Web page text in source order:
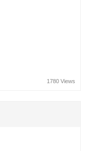
1780 Views